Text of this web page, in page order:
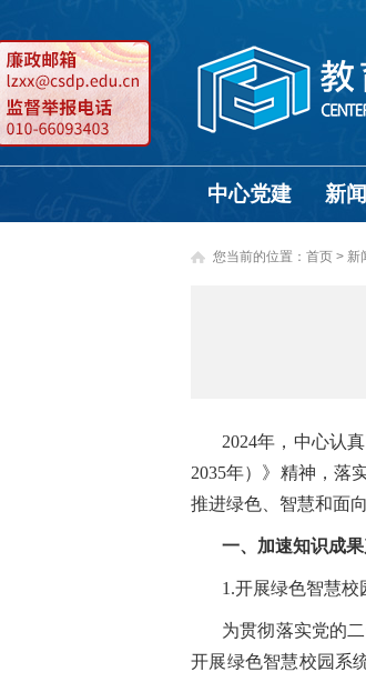
中心党建 新
您当前的位置： 首页 > 新
2024年，中心认
2035年）》精神，落
推进绿色、智慧和面
一、加速知识成
1.开展绿色智慧校
为贯彻落实党的
开展绿色智慧校园系